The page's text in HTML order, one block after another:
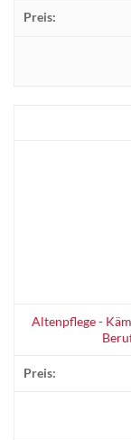
Altenpflege -